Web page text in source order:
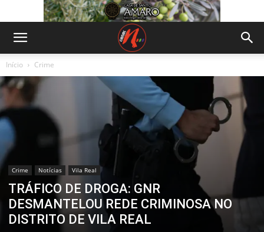
Início Crime
Crime Notícias Vila Real
TRÁFICO DE DROGA: GNR
DESMANTELOU REDE CRIMINOSA NO
DISTRITO DE VILA REAL